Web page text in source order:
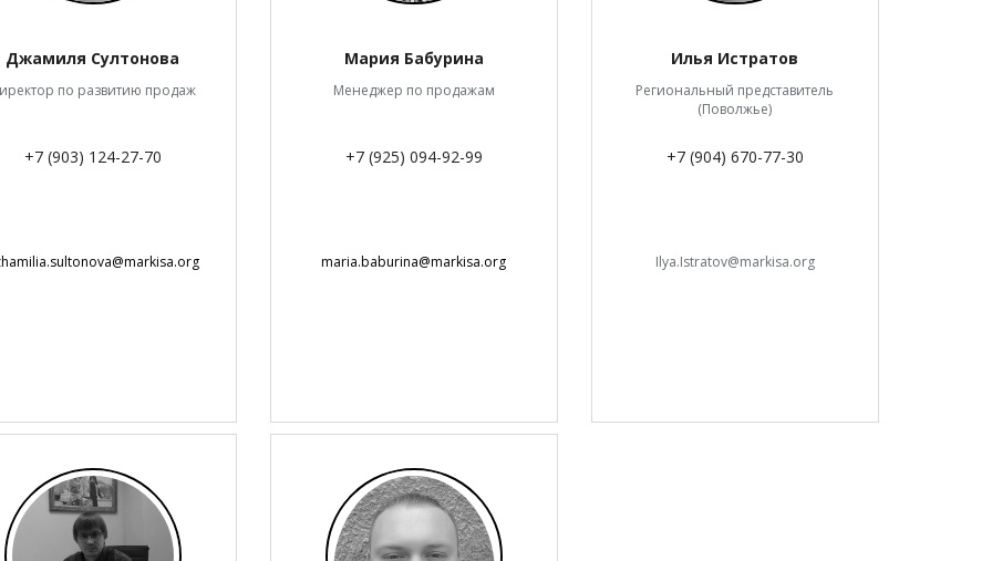
Джамиля Султонова
по развитию продаж
+7 (903) 124-27-70
Мария Бабурина
Менеджер по продажам
+7 (925) 094-92-99
maria.baburina@markisa.org
Илья Истратов
Региональный представитель
(Поволжье)
+7 (904) 670-77-30
Ilya.Istratov@markisa.org